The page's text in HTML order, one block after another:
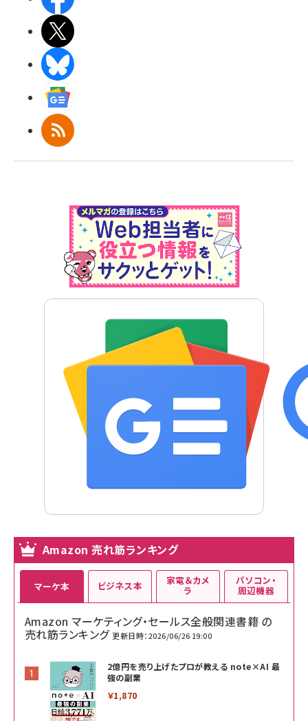
RSS
Amazon 売れ筋ランキング
マーケ本
Amazon マーケティング・セールス全般関連書籍 の
売れ筋ランキング 更新日時：2026/06/26 19:00
2億円を売り上げたプロが教える note×AI 最
強の副業
￥1,870
ビジネス本 家電＆カメ
ラ
パソコン・
周辺機器